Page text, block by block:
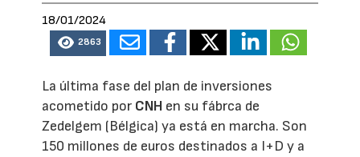
18/01/2024
2863
La última fase del plan de inversiones
acometido por CNH en su fábrca de
Zedelgem (Bélgica) ya está en marcha. Son
150 millones de euros destinados a I+D y a